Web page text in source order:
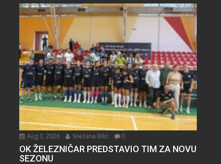
Aug 3, 2026 Snežana Bilić 0
OK ŽELEZNIČAR PREDSTAVIO TIM ZA NOVU
SEZONU